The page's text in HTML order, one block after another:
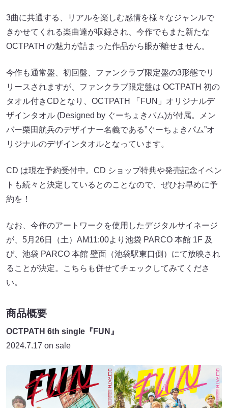
3曲に共通する、リアルを楽しむ感情を様々なジャンルで
きかせてくれる楽曲達が収録され、今作でもまた新たな
OCTPATH の魅⼒が詰まった作品から眼が離せません。
今作も通常盤、初回盤、ファンクラブ限定盤の3形態でリ
リースされますが、ファンクラブ限定盤は OCTPATH 初の
タオル付きCDとなり、OCTPATH 「FUN」オリジナルデ
ザインタオル (Designed by ぐーちょきパム)が付属。メン
バー栗⽥航兵のデザイナー名義である”ぐーちょきパム”オ
リジナルのデザインタオルとなっています。
CD は現在予約受付中。CD ショップ特典や発売記念イベン
トも続々と決定しているとのことなので、ぜひお早めに予
約を！
なお、今作のアートワークを使⽤したデジタルサイネージ
が、5月26日（土）AM11:00より池袋 PARCO 本館 1F 及
び、池袋 PARCO 本館 壁⾯（池袋駅東⼝側）にて放映され
ることが決定。こちらも併せてチェックしてみてくださ
い。
商品概要
OCTPATH 6th single『FUN』
2024.7.17 on sale